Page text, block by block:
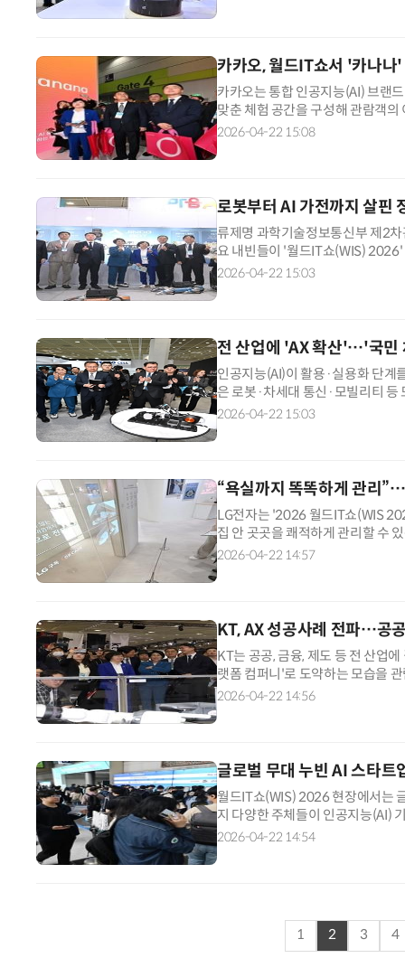
카카오, 월드IT쇼서 '카나
카카오는 통합 인공지능(AI) 브랜
맞춘 체험 공간을 구성해 관람객
Day with Kanana, 5000만의 일
2026-04-22 15:08
로봇부터 AI 가전까지 살핀
류제명 과학기술정보통신부 제2
요 내빈들이 '월드IT쇼(WIS)
(ICT) 현황을 직접 살폈다. 주요 인
2026-04-22 15:03
전 산업에 'AX 확산'…'국민
인공지능(AI)이 활용·실용화 단계
은 로봇·차세대 통신·모빌리티 등
자리에 확인하는 '국민 디지털 체
2026-04-22 15:03
“욕실까지 똑똑하게 관리
LG전자는 '2026 월드IT쇼(WIS
집 안 곳곳을 쾌적하게 관리할 수
든 차세대 가정을 구현했다. LG전
2026-04-22 14:57
KT, AX 성공사례 전파…공
KT는 공공, 금융, 제도 등 전 산업
랫폼 컴퍼니'로 도약하는 모습을
반으로 마이크로소프트(MS)와 협
2026-04-22 14:56
글로벌 무대 누빈 AI 스타트
월드IT쇼(WIS) 2026 현장에서는
지 다양한 주체들이 인공지능(AI)
AI 반도체 생태계관, 어워드테크관
2026-04-22 14:54
1 2 3 4